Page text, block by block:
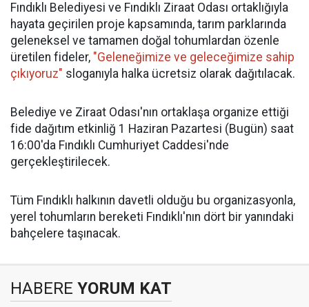
Fındıklı Belediyesi ve Fındıklı Ziraat Odası ortaklığıyla
hayata geçirilen proje kapsamında, tarım parklarında
geleneksel ve tamamen doğal tohumlardan özenle
üretilen fideler, "Geleneğimize ve geleceğimize sahip
çıkıyoruz" sloganıyla halka ücretsiz olarak dağıtılacak.
Belediye ve Ziraat Odası'nın ortaklaşa organize ettiği
fide dağıtım etkinliğ 1 Haziran Pazartesi (Bugün) saat
16:00'da Fındıklı Cumhuriyet Caddesi'nde
gerçekleştirilecek.
Tüm Fındıklı halkının davetli olduğu bu organizasyonla,
yerel tohumların bereketi Fındıklı'nın dört bir yanındaki
bahçelere taşınacak.
HABERE YORUM KAT